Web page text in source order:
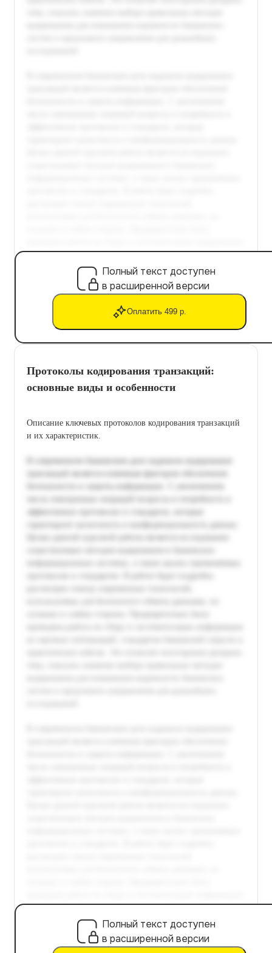
Полный текст доступен
в расширенной версии
Оплатить 499 р.
Протоколы кодирования транзакций:
основные виды и особенности
Описание ключевых протоколов кодирования транзакций
и их характеристик.
Полный текст доступен
в расширенной версии